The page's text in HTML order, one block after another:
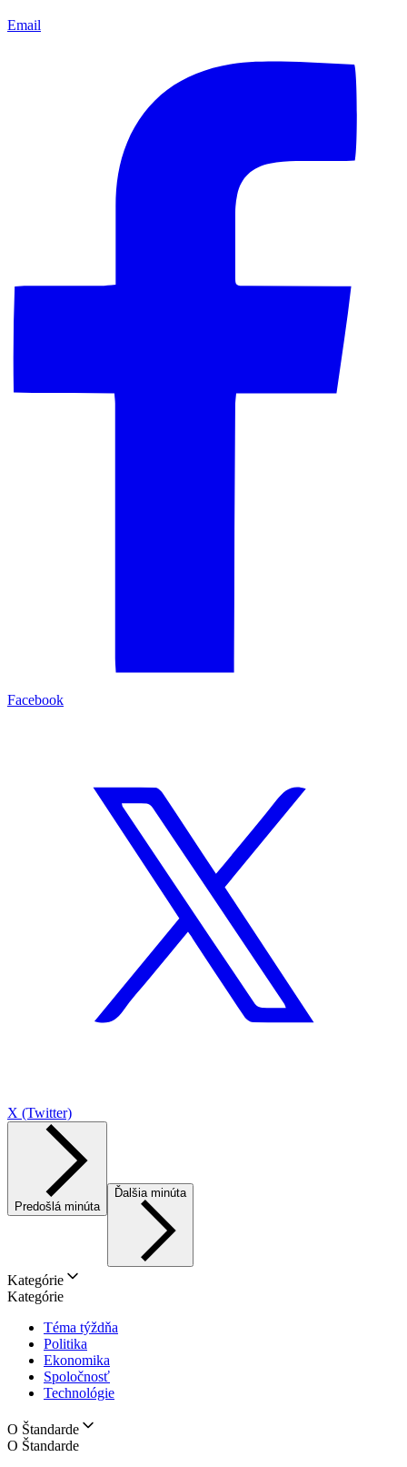
Email
Facebook
X (Twitter)
Predošlá minúta
Ďalšia minúta
Kategórie
Kategórie
Téma týždňa
Politika
Ekonomika
Spoločnosť
Technológie
O Štandarde
O Štandarde